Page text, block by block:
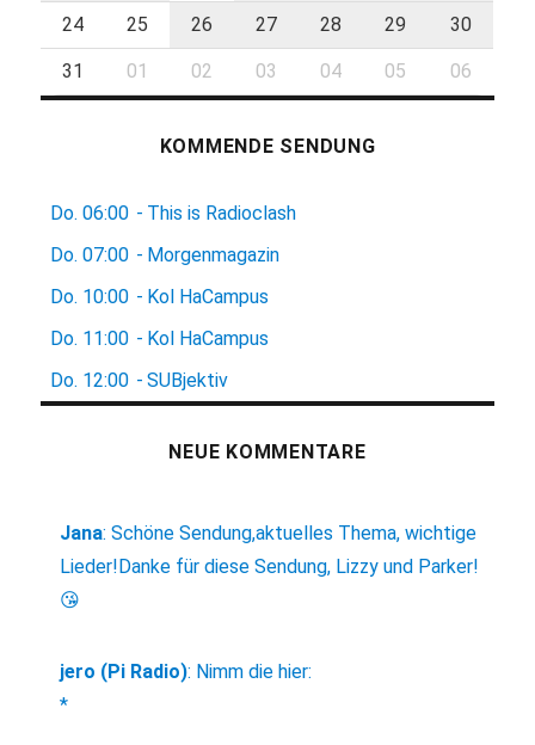
24 25 26 27 28 29 30
31 01 02 03 04 05 06
KOMMENDE SENDUNG
Do. 06:00 - This is Radioclash
Do. 07:00 - Morgenmagazin
Do. 10:00 - Kol HaCampus
Do. 11:00 - Kol HaCampus
Do. 12:00 - SUBjektiv
NEUE KOMMENTARE
Jana:Schöne Sendung,aktuelles Thema, wichtige
Lieder!Danke für diese Sendung, Lizzy und Parker!
😘
jero (Pi Radio): Nimm die hier:
*